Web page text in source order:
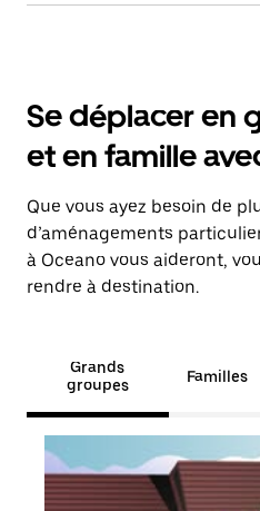
Se déplacer en
et en famille
Que vous ayez besoin de
d’aménagements
à Oceano vous aideront,
rendre à destination.
Grands
groupes
Familles